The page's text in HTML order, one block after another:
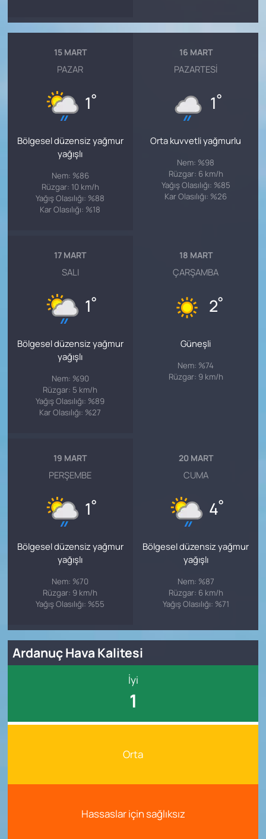
15 MART
PAZAR
1°
Bölgesel düzensiz yağmur
yağışlı
Nem: %86
Rüzgar: 10 km/h
Yağış Olasılığı: %88
Kar Olasılığı: %18
16 MART
PAZARTESI
1°
Orta kuvvetli yağmurlu
Nem: %98
Rüzgar: 6 km/h
Yağış Olasılığı: %85
Kar Olasılığı: %26
17 MART
SALI
1°
Bölgesel düzensiz yağmur
yağışlı
Nem: %90
Rüzgar: 5 km/h
Yağış Olasılığı: %89
Kar Olasılığı: %27
18 MART
ÇARŞAMBA
2°
Güneşli
Nem: %74
Rüzgar: 9 km/h
19 MART
PERŞEMBE
1°
Bölgesel düzensiz yağmur
yağışlı
Nem: %70
Rüzgar: 9 km/h
Yağış Olasılığı: %55
20 MART
CUMA
4°
Bölgesel düzensiz yağmur
yağışlı
Nem: %87
Rüzgar: 6 km/h
Yağış Olasılığı: %71
Ardanuç Hava Kalitesi
İyi
1
Orta
Hassaslar için sağlıksız